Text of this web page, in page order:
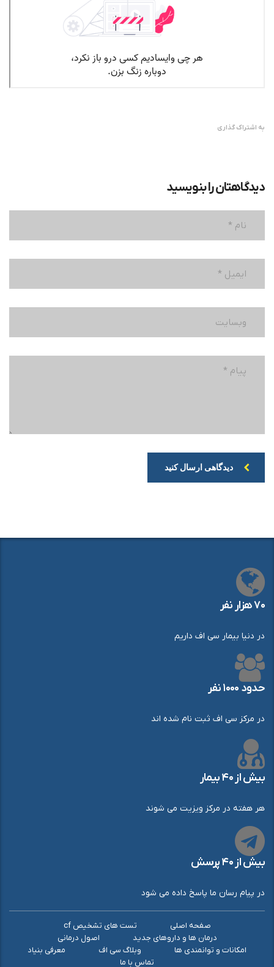
به اشتراک گذاری
دیدگاهتان را بنویسید
دیدگاهی ارسال کنید
۷۰ هزار نفر
در دنیا بیمار سی اف داریم
حدود ۱۰۰۰ نفر
در مرکز سی اف ثبت نام شده اند
بیش از ۴۰ بیمار
هر هفته در مرکز ویزیت می شوند
بیش از ۴۰ پرسش
در پیام رسان ما پاسخ داده می شود
صفحه اصلی
تست های تشخیص cf
درمان ها و داروهای جدید
اصول درمانی
امکانات و توانمندی ها
وبلاگ سی اف
معرفی بنیاد
تماس با ما